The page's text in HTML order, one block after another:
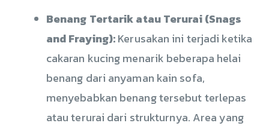
Benang Tertarik atau Terurai (Snags
and Fraying):Kerusakan ini terjadi ketika
cakaran kucing menarik beberapa helai
benang dari anyaman kain sofa,
menyebabkan benang tersebut terlepas
atau terurai dari strukturnya. Area yang